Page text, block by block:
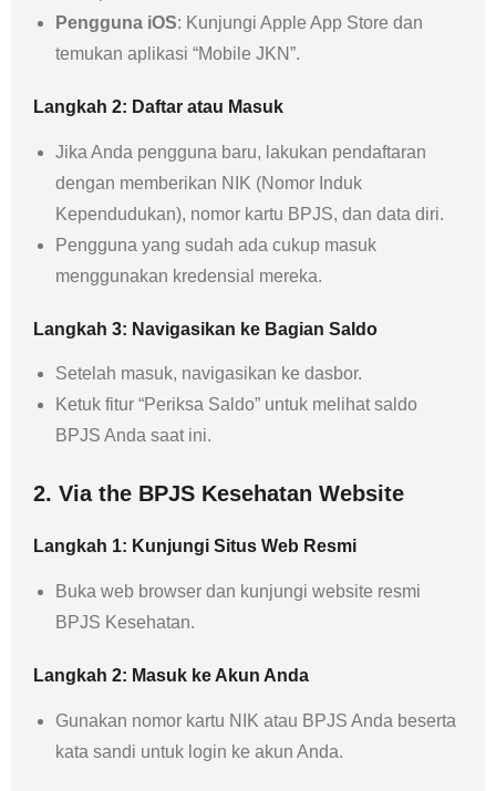
Pengguna iOS: Kunjungi Apple App Store dan
temukan aplikasi “Mobile JKN”.
Langkah 2: Daftar atau Masuk
Jika Anda pengguna baru, lakukan pendaftaran
dengan memberikan NIK (Nomor Induk
Kependudukan), nomor kartu BPJS, dan data diri.
Pengguna yang sudah ada cukup masuk
menggunakan kredensial mereka.
Langkah 3: Navigasikan ke Bagian Saldo
Setelah masuk, navigasikan ke dasbor.
Ketuk fitur “Periksa Saldo” untuk melihat saldo
BPJS Anda saat ini.
2. Via the BPJS Kesehatan Website
Langkah 1: Kunjungi Situs Web Resmi
Buka web browser dan kunjungi website resmi
BPJS Kesehatan.
Langkah 2: Masuk ke Akun Anda
Gunakan nomor kartu NIK atau BPJS Anda beserta
kata sandi untuk login ke akun Anda.